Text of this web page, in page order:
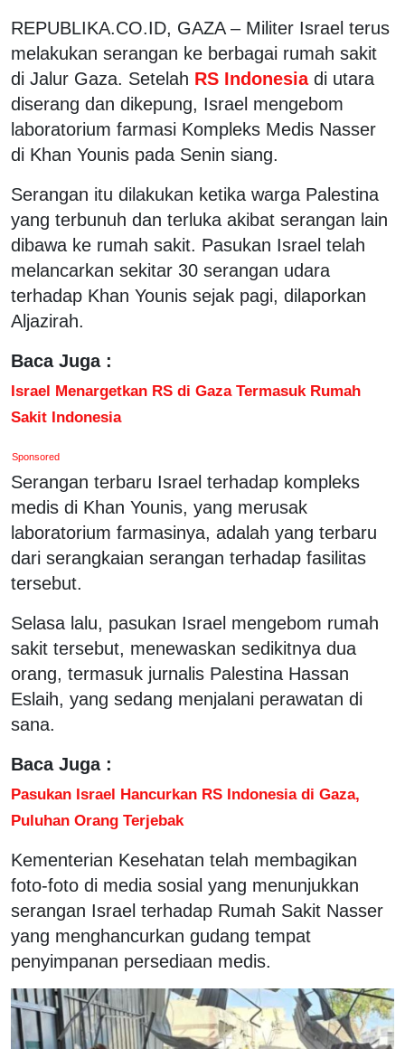
REPUBLIKA.CO.ID, GAZA – Militer Israel terus
melakukan serangan ke berbagai rumah sakit
di Jalur Gaza. Setelah RS Indonesia di utara
diserang dan dikepung, Israel mengebom
laboratorium farmasi Kompleks Medis Nasser
di Khan Younis pada Senin siang.
Serangan itu dilakukan ketika warga Palestina
yang terbunuh dan terluka akibat serangan lain
dibawa ke rumah sakit. Pasukan Israel telah
melancarkan sekitar 30 serangan udara
terhadap Khan Younis sejak pagi, dilaporkan
Aljazirah.
Baca Juga :
Israel Menargetkan RS di Gaza Termasuk Rumah
Sakit Indonesia
Sponsored
Serangan terbaru Israel terhadap kompleks
medis di Khan Younis, yang merusak
laboratorium farmasinya, adalah yang terbaru
dari serangkaian serangan terhadap fasilitas
tersebut.
Selasa lalu, pasukan Israel mengebom rumah
sakit tersebut, menewaskan sedikitnya dua
orang, termasuk jurnalis Palestina Hassan
Eslaih, yang sedang menjalani perawatan di
sana.
Baca Juga :
Pasukan Israel Hancurkan RS Indonesia di Gaza,
Puluhan Orang Terjebak
Kementerian Kesehatan telah membagikan
foto-foto di media sosial yang menunjukkan
serangan Israel terhadap Rumah Sakit Nasser
yang menghancurkan gudang tempat
penyimpanan persediaan medis.